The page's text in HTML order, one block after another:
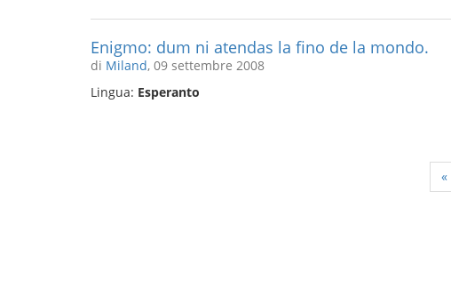
Enigmo: dum ni atendas la fino de la mondo.
di Miland, 09 settembre 2008
Lingua: Esperanto
«